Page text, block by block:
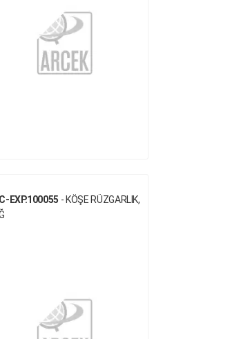
EXP.100055 - KÖŞE RÜZGARLIK,